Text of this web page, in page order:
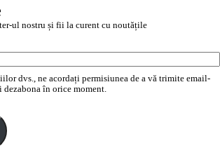
ul nostru și fii la curent cu noutățile
dvs., ne acordați permisiunea de a vă trimite email-
în orice moment.